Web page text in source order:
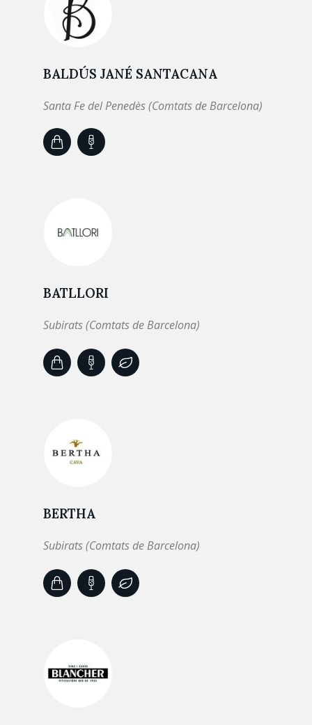
BALDÚS JANÉ SANTACANA
Santa Fe del Penedès (Comtats de Barcelona)
BATLLORI
Subirats (Comtats de Barcelona)
BERTHA
Subirats (Comtats de Barcelona)